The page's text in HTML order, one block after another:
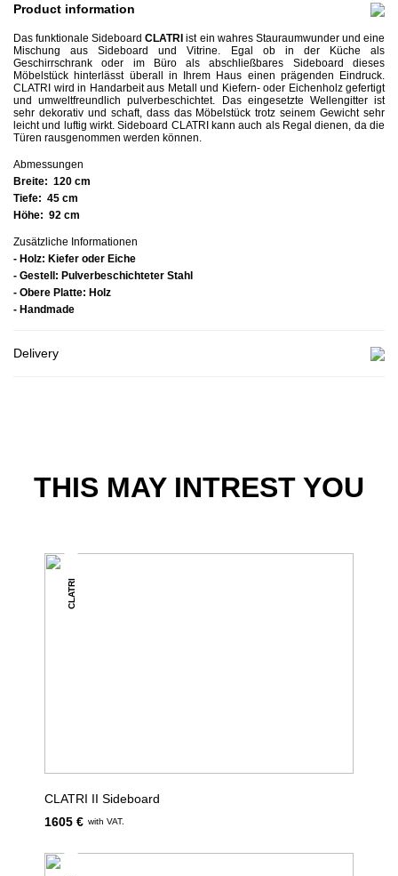
Product information
Das funktionale SideboardCLATRI ist ein wahres Stauraumwunder und eine
Mischung aus Sideboard und Vitrine. Egal ob in der Küche als
Geschirrschrank oder im Büro als abschließbares Sideboard dieses
Möbelstück hinterlässt überall in Ihrem Haus einen prägenden Eindruck.
CLATRI wird in Handarbeit aus Metall und Kiefern- oder Eichenholz gefertigt
und umweltfreundlich pulverbeschichtet. Das eingesetzte Wellengitter ist
sehr dekorativ und schaft, dass das Möbelstück trotz seinem Gewicht sehr
leicht und luftig wirkt. Sideboard CLATRI kann auch als Regal dienen, da die
Türen rausgenommen werden können.
Abmessungen
Breite: 120 cm
Tiefe: 45 cm
Höhe: 92 cm
Zusätzliche Informationen
- Holz: Kiefer oder Eiche
- Gestell: Pulverbeschichteter Stahl
- Obere Platte: Holz
- Handmade
Delivery
THIS MAY INTREST YOU
CLATRI
CLATRI II Sideboard
1605 € with VAT.